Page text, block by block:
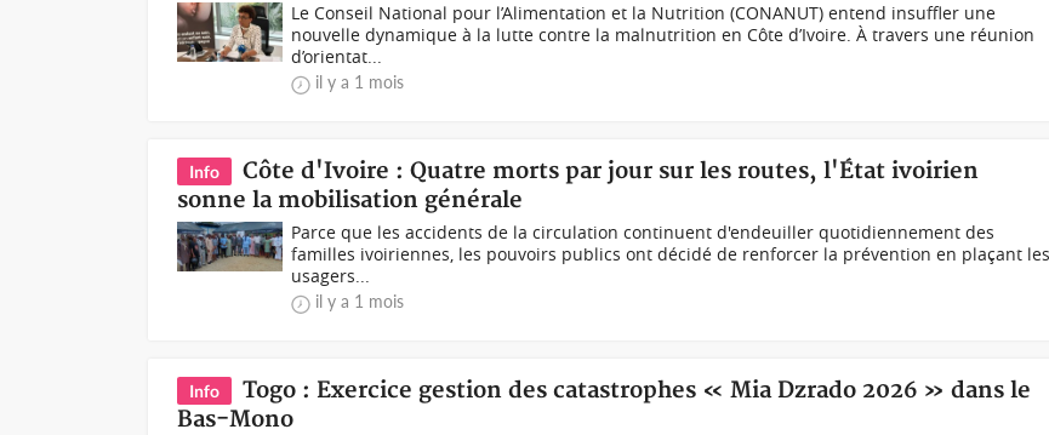
Le Conseil National pour l’Alimentation et la Nutrition (CONANUT) entend insuffler une
nouvelle dynamique à la lutte contre la malnutrition en Côte d’Ivoire. À travers une réunion
d’orientat...
il y a 1 mois
Info
Côte d'Ivoire : Quatre morts par jour sur les routes, l'État ivoirien
sonne la mobilisation générale
Parce que les accidents de la circulation continuent d'endeuiller quotidiennement des
familles ivoiriennes, les pouvoirs publics ont décidé de renforcer la prévention en plaçant les
usagers...
il y a 1 mois
Info
Togo : Exercice gestion des catastrophes « Mia Dzrado 2026 » dans le
Bas-Mono